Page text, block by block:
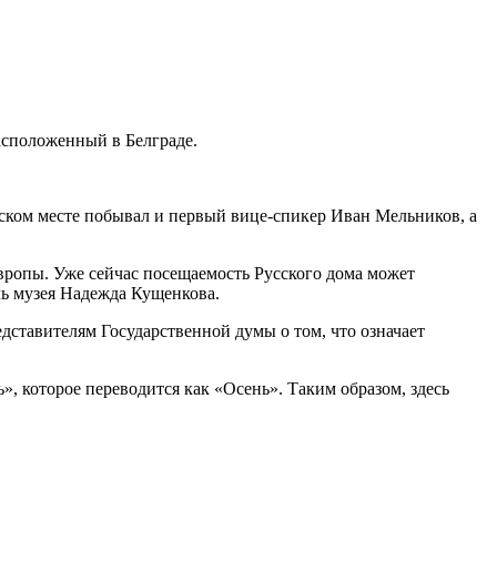
в Белграде.
месте побывал и первый вице-спикер Иван Мельников, а
Уже сейчас посещаемость Русского дома может
музея Надежда Кущенкова.
Государственной думы о том, что означает
которое переводится как «Осень». Таким образом, здесь